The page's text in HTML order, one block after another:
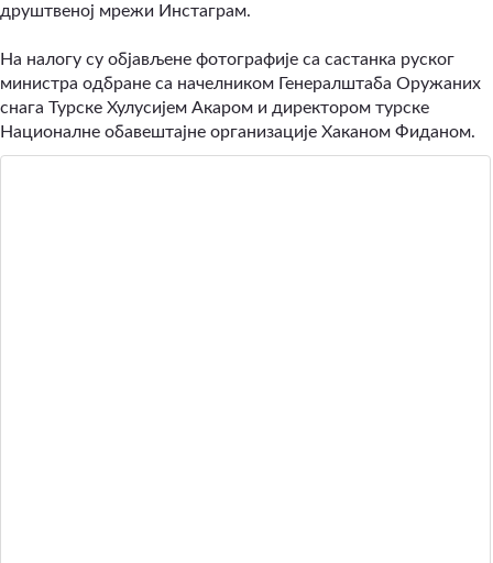
друштвеној мрежи Инстаграм.
На налогу су објављене фотографије са састанка руског
министра одбране са начелником Генералштаба Оружаних
снага Турске Хулусијем Акаром и директором турске
Националне обавештајне организације Хаканом Фиданом.